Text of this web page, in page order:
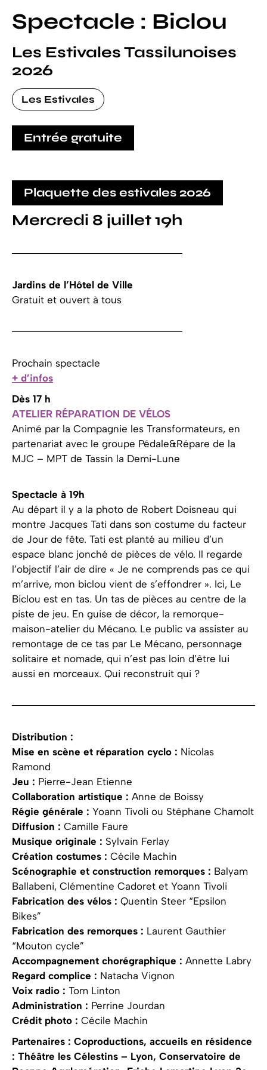
Spectacle : Biclou
Les Estivales Tassilunoises
2026
Les Estivales
Entrée gratuite
Plaquette des estivales 2026
Mercredi 8 juillet 19h
Jardins de l’Hôtel de Ville
Gratuit et ouvert à tous
Prochain spectacle
+ d’infos
Dès 17 h
ATELIER RÉPARATION DE VÉLOS
Animé par la Compagnie les Transformateurs, en
partenariat avec le groupe Pédale&Répare de la
MJC – MPT de Tassin la Demi-Lune
Spectacle à 19h
Au départ il y a la photo de Robert Doisneau qui
montre Jacques Tati dans son costume du facteur
de Jour de fête. Tati est planté au milieu d’un
espace blanc jonché de pièces de vélo. Il regarde
l’objectif l’air de dire « Je ne comprends pas ce qui
m’arrive, mon biclou vient de s’effondrer ». Ici, Le
Biclou est en tas. Un tas de pièces au centre de la
piste de jeu. En guise de décor, la remorque-
maison-atelier du Mécano. Le public va assister au
remontage de ce tas par Le Mécano, personnage
solitaire et nomade, qui n’est pas loin d’être lui
aussi en morceaux. Qui reconstruit qui ?
Distribution :
Mise en scène et réparation cyclo : Nicolas
Ramond
Jeu : Pierre-Jean Etienne
Collaboration artistique : Anne de Boissy
Régie générale : Yoann Tivoli ou Stéphane Chamolt
Diffusion : Camille Faure
Musique originale : Sylvain Ferlay
Création costumes : Cécile Machin
Scénographie et construction remorques : Balyam
Ballabeni, Clémentine Cadoret et Yoann Tivoli
Fabrication des vélos : Quentin Steer “Epsilon
Bikes”
Fabrication des remorques : Laurent Gauthier
“Mouton cycle”
Accompagnement chorégraphique : Annette Labry
Regard complice : Natacha Vignon
Voix radio : Tom Linton
Administration : Perrine Jourdan
Crédit photo : Cécile Machin
Partenaires : Coproductions, accueils en résidence
: Théâtre les Célestins – Lyon, Conservatoire de